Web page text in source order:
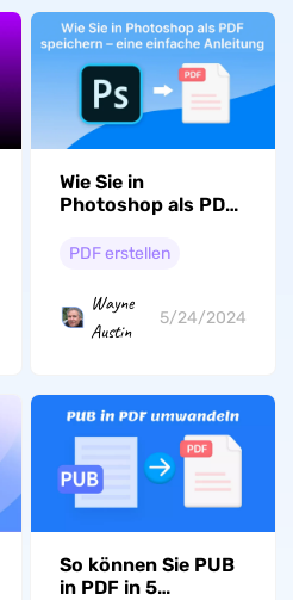
Wie Sie in
Photoshop als PDF
einfache Anleitung
PDF erstellen
Wayne
Austin
5/24/2024
So können Sie PUB
in PDF in 5